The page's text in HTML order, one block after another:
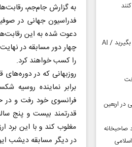
به گزارش جام‌جم،
فدراسیون جهانی در
را کسب خواهند کرد.
روزبهانی که در دوره‌های
برابر نماینده
فرانسوی خود رفت و در
قدرتمند بیست و پنج
مغلوب کند و با این برد
در دیگر مسابقه دیشب
تا دیر نشده جلوی هوش مصنوعی را بگیرید / AI
در اربعین
صاحبخانه